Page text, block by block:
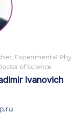
Experimental
of Science
Ivanovich